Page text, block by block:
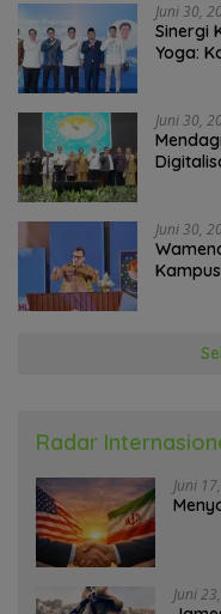
Juni 30,
Sinergi
Yoga:
Juni 30,
Juni 30,
Radar
Juni
Juni